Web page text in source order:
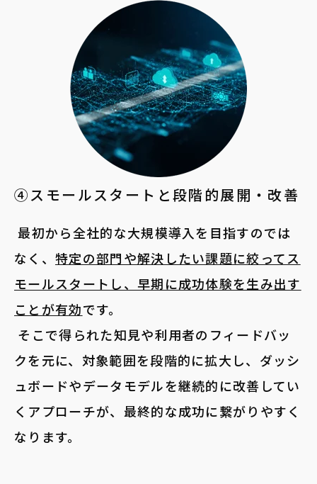
④スモールスタートと段階的展開・改善
最初から全社的な大規模導入を目指すのでは
なく、 特定の部門や解決したい課題に絞ってス
モールスタートし、早期に成功体験を生み出す
ことが有効です。
そこで得られた知見や利用者のフィードバッ
クを元に、対象範囲を段階的に拡大し、ダッシ
ュボードやデータモデルを継続的に改善してい
くアプローチが、最終的な成功に繋がりやすく
なります。